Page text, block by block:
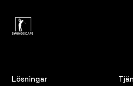
Lösningar